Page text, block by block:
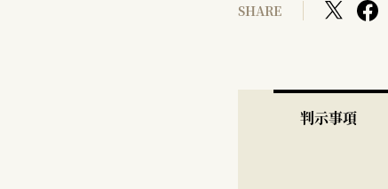
SHARE
判示事項